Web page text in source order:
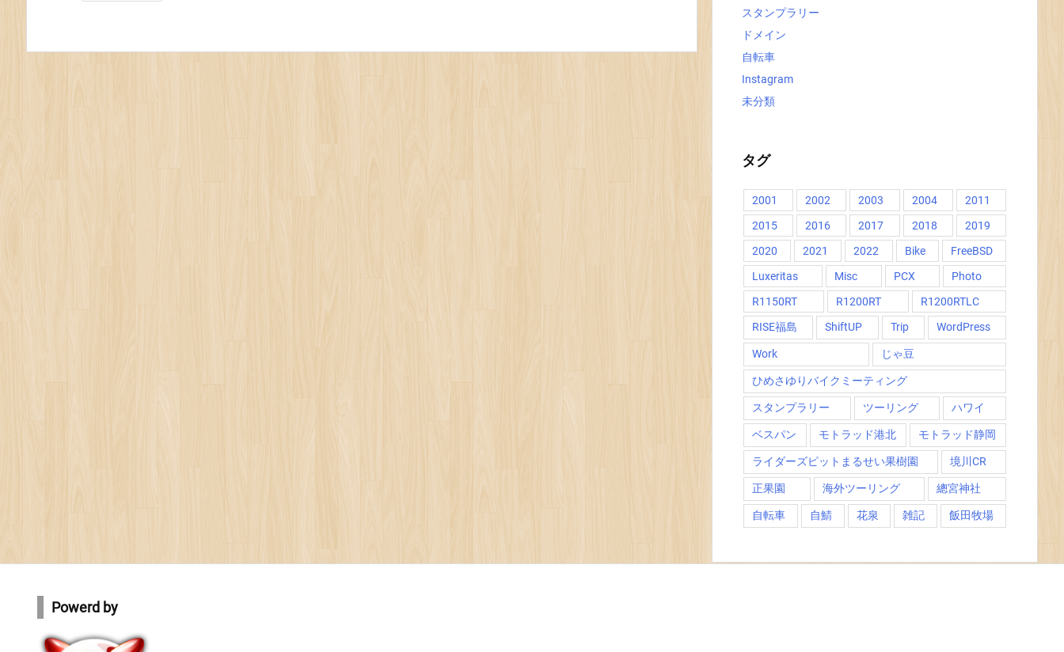
スタンプラリー
ドメイン
自転車
Instagram
未分類
タグ
2001 2002 2003 2004
2011
2015
2016 2017 2018
2019
2020
2021 2022 Bike
FreeBSD
Luxeritas
Misc PCX
Photo
R1150RT
R1200RT
R1200RTLC
RISE福島
ShiftUP Trip WordPress
Work じゃ豆
ひめさゆりバイクミーティング
スタンプラリー ツーリング ハワイ
ベスパン モトラッド港北 モトラッド静岡
ライダーズピットまるせい果樹園 境川CR
正果園 海外ツーリング 總宮神社
自転車 自鯖 花泉 雑記 飯田牧場
Powerd by